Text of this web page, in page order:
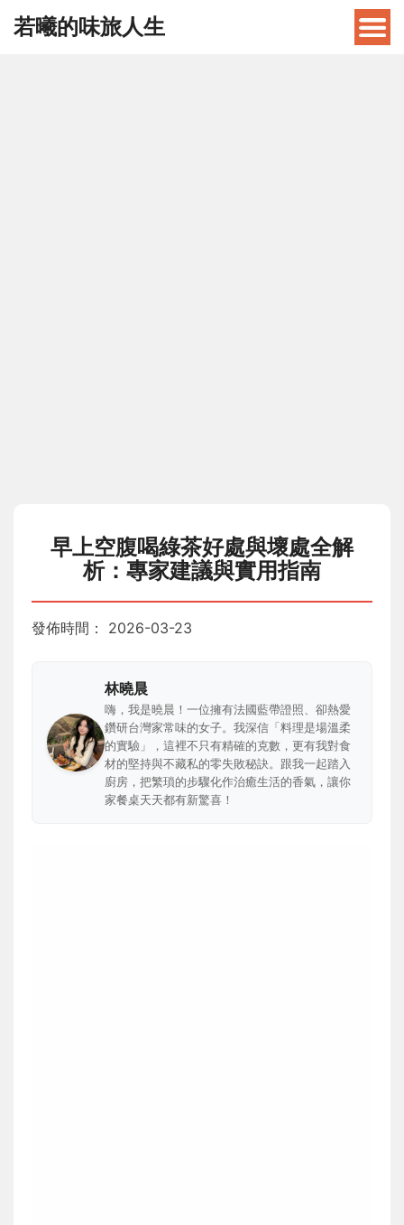
若曦的味旅人生
早上空腹喝綠茶好處與壞處全解
析：專家建議與實用指南
發佈時間： 2026-03-23
林曉晨
嗨，我是曉晨！一位擁有法國藍帶證照、卻熱愛
鑽研台灣家常味的女子。我深信「料理是場溫柔
的實驗」，這裡不只有精確的克數，更有我對食
材的堅持與不藏私的零失敗秘訣。跟我一起踏入
廚房，把繁瑣的步驟化作治癒生活的香氣，讓你
家餐桌天天都有新驚喜！